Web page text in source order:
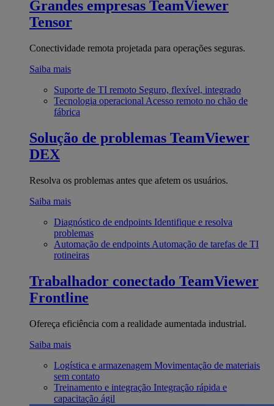
Grandes empresas TeamViewer
Tensor
Conectividade remota projetada para operações seguras.
Saiba mais
Suporte de TI remoto Seguro, flexível, integrado
Tecnologia operacional Acesso remoto no chão de
fábrica
Solução de problemas TeamViewer
DEX
Resolva os problemas antes que afetem os usuários.
Saiba mais
Diagnóstico de endpoints Identifique e resolva
problemas
Automação de endpoints Automação de tarefas de TI
rotineiras
Trabalhador conectado TeamViewer
Frontline
Ofereça eficiência com a realidade aumentada industrial.
Saiba mais
Logística e armazenagem Movimentação de materiais
sem contato
Treinamento e integração Integração rápida e
capacitação ágil